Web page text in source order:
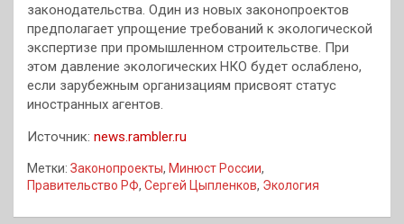
законодательства. Один из новых законопроектов
предполагает упрощение требований к экологической
экспертизе при промышленном строительстве. При
этом давление экологических НКО будет ослаблено,
если зарубежным организациям присвоят статус
иностранных агентов.
Источник: news.rambler.ru
Метки: Законопроекты, Минюст России,
Правительство РФ, Сергей Цыпленков, Экология